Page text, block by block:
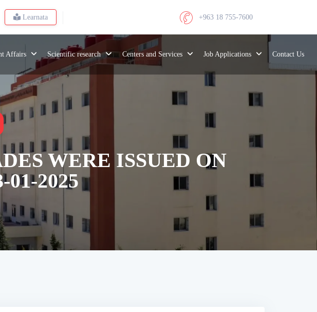
Learnata +963 18 755-7600
Affairs Scientific research Centers and Services Job Applications Contact Us
WERE ISSUED ON
01-2025